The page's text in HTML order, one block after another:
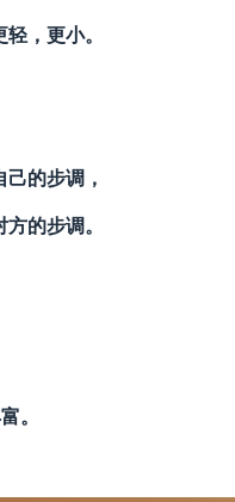
，更小。
的步调，
的步调。
。